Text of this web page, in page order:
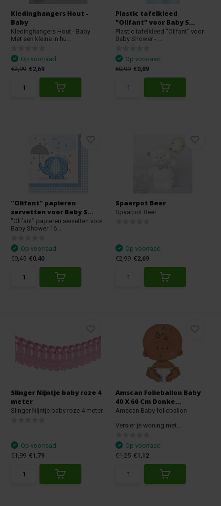
Kledinghangers Hout -
Baby
Kledinghangers Hout - Baby
Met een kleine in hu...
Op voorraad
€2,99 €2,69
Plastic tafelkleed
"Olifant" voor Baby S...
Plastic tafelkleed "Olifant" voor
Baby Shower - ...
Op voorraad
€0,99 €0,89
"Olifant" papieren
servetten voor Baby S...
"Olifant" papieren servetten voor
Baby Shower 16...
Op voorraad
€0,45 €0,40
Spaarpot Beer
Spaarpot Beer
Op voorraad
€2,99 €2,69
Slinger Nijntje baby roze 4
meter
Slinger Nijntje baby roze 4 meter.
Op voorraad
€1,99 €1,79
Amscan Folieballon Baby
40 X 60 Cm Donke...
Amscan Baby folieballon
Versier je woning met...
Op voorraad
€1,25 €1,12